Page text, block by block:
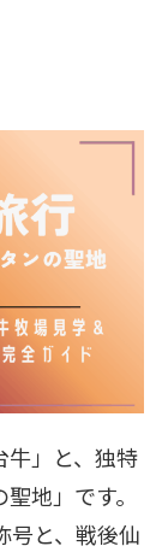
牛」と、独特
地」です。
号と、戦後仙